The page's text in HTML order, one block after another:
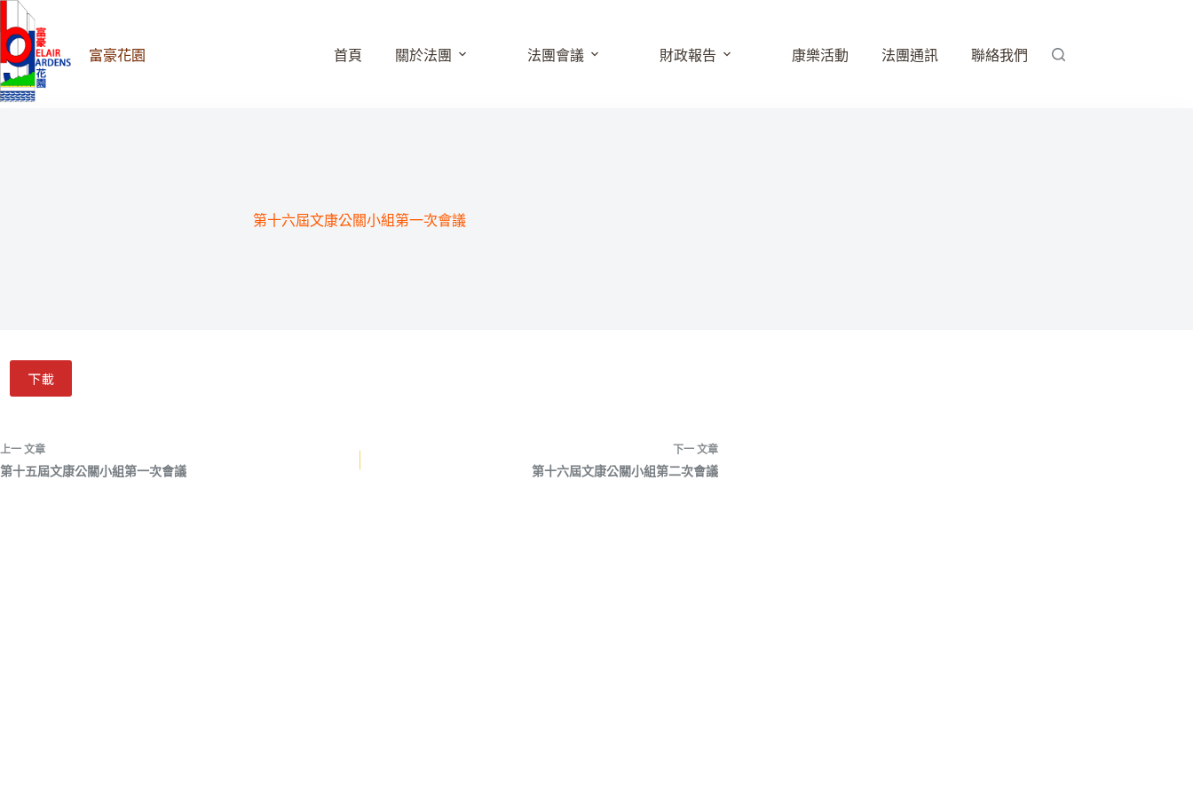
至
主
要
內
富豪花園 首頁 關於法團 法團會議 財政報告 康樂活動 法團通訊 聯絡我們
第十六屆文康公關小組第一次會議
下載
上一 文章
第十五屆文康公關小組第一次會議
下一 文章
第十六屆文康公關小組第二次會議